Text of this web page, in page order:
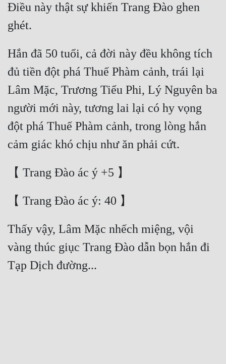
Điều này thật sự khiến Trang Đào ghen
Hắn đã 50 tuổi, cả đời này đều không tích
đủ tiền đột phá Thuế Phàm cảnh, trái lại
Lâm Mặc, Trương Tiểu Phi, Lý Nguyên ba
người mới này, tương lai lại có hy vọng
đột phá Thuế Phàm cảnh, trong lòng hắn
Thấy vậy, Lâm Mặc nhếch miệng, vội
vàng thúc giục Trang Đào dẫn bọn hắn đi